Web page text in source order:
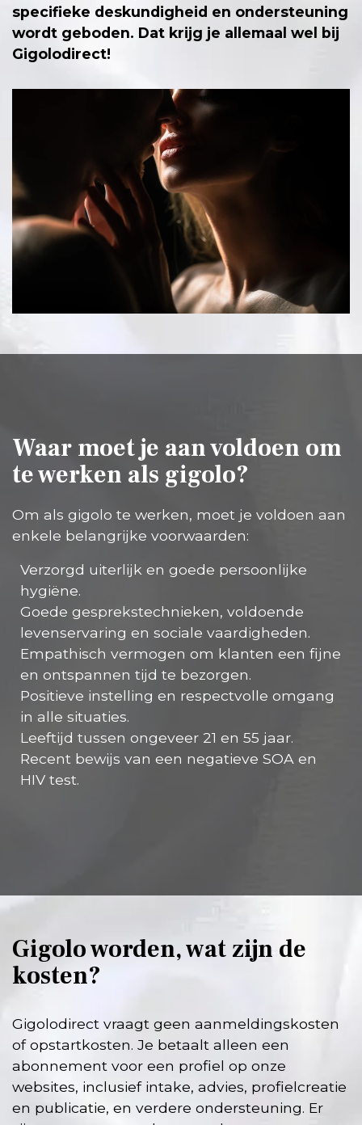
specifieke deskundigheid en ondersteuning
wordt geboden. Dat krijg je allemaal wel bij
Gigolodirect!
Waar moet je aan voldoen om
te werken als gigolo?
Om als gigolo te werken, moet je voldoen aan
enkele belangrijke voorwaarden:
Verzorgd uiterlijk en goede persoonlijke
hygiëne.
Goede gesprekstechnieken, voldoende
levenservaring en sociale vaardigheden.
Empathisch vermogen om klanten een fijne
en ontspannen tijd te bezorgen.
Positieve instelling en respectvolle omgang
in alle situaties.
Leeftijd tussen ongeveer 21 en 55 jaar.
Recent bewijs van een negatieve SOA en
HIV test.
Gigolo worden, wat zijn de
kosten?
Gigolodirect vraagt geen aanmeldingskosten
of opstartkosten. Je betaalt alleen een
abonnement voor een profiel op onze
websites, inclusief intake, advies, profielcreatie
en publicatie, en verdere ondersteuning. Er